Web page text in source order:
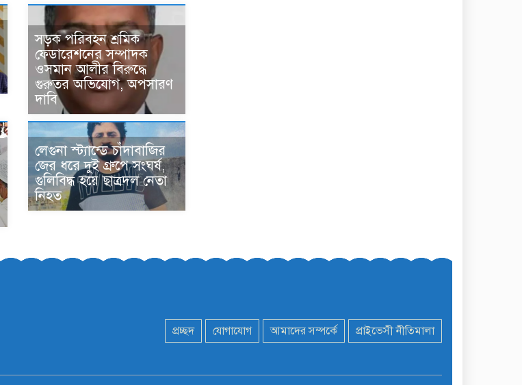
সড়ক পরিবহন শ্রমিক
ফেডারেশনের সম্পাদক
ওসমান আলীর বিরুদ্ধে
গুরুতর অভিযোগ, অপসারণ
দাবি
লেগুনা স্ট্যান্ডে চাঁদাবাজির
জের ধরে দুই গ্রুপে সংঘর্ষ,
গুলিবিদ্ধ হয়ে ছাত্রদল নেতা
নিহত
প্রচ্ছদ যোগাযোগ আমাদের সম্পর্কে প্রাইভেসী নীতিমালা